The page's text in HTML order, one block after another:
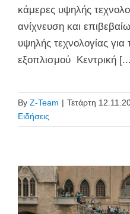
κάμερες υψηλής
ανίχνευση και
υψηλής τεχνολογίας
εξοπλισμού Κεντρική
By Z-Team | Τετάρτη
Ειδήσεις